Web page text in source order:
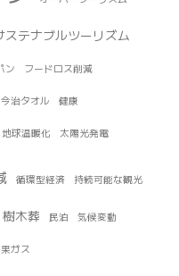
ステナブルツーリズム
ン フードロス削減
今治タオル 健康
地球温暖化 太陽光発電
循環型経済 持続可能な観光
樹木葬 民泊 気候変動
ガス